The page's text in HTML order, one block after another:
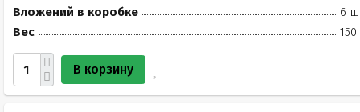
Вложений в коробке
6
Вес
150
В корзину